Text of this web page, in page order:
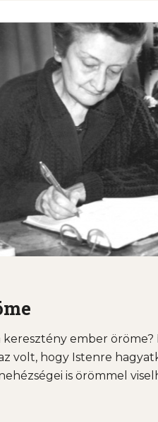
keresztény ember öröme?
volt, hogy Istenre
is örömmel